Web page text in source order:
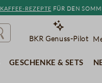
Kaffee-Rezepte für den
BKR Genuss-Pilot
Geschenke & Sets